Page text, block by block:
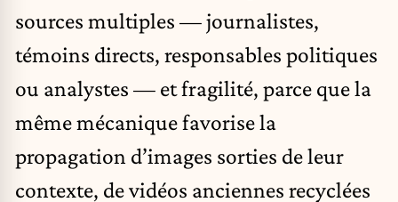
sources multiples — journalistes,
témoins directs, responsables politiques
ou analystes — et fragilité, parce que la
même mécanique favorise la
propagation d’images sorties de leur
contexte, de vidéos anciennes recyclées